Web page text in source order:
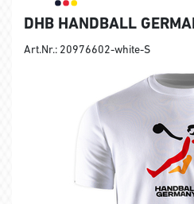
DHB HANDBALL
Art.Nr.: 20976602-white-S